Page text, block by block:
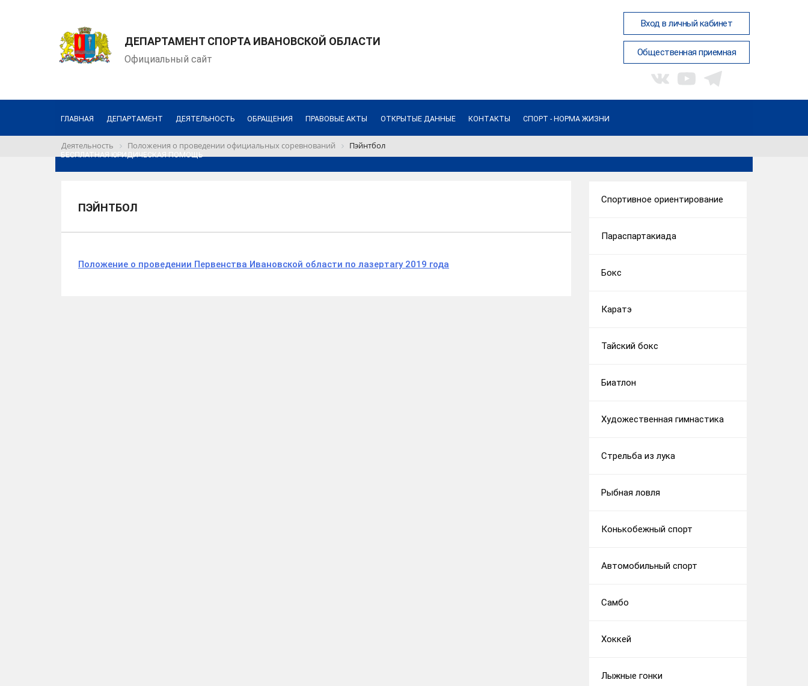
ДЕПАРТАМЕНТ СПОРТА ИВАНОВСКОЙ ОБЛАСТИ
Официальный сайт
Вход в личный кабинет
Общественная приемная
ГЛАВНАЯ ДЕПАРТАМЕНТ ДЕЯТЕЛЬНОСТЬ ОБРАЩЕНИЯ ПРАВОВЫЕ АКТЫ ОТКРЫТЫЕ ДАННЫЕ КОНТАКТЫ СПОРТ - НОРМА ЖИЗНИ
БЕСПЛАТНАЯ ЮРИДИЧЕСКАЯ ПОМОЩЬ
Деятельность Положения о проведении официальных соревнований Пэйнтбол
ПЭЙНТБОЛ
Положение о проведении Первенства Ивановской области по лазертагу 2019 года
Спортивное ориентирование
Параспартакиада
Бокс
Каратэ
Тайский бокс
Биатлон
Художественная гимнастика
Стрельба из лука
Рыбная ловля
Конькобежный спорт
Автомобильный спорт
Самбо
Хоккей
Лыжные гонки